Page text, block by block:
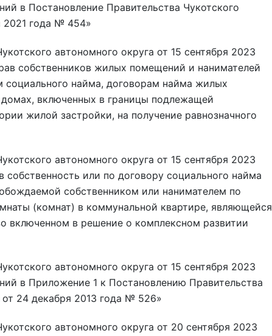
в Постановление Правительства Чукотского
2021 года № 454»
автономного округа от 15 сентября 2023
собственников жилых помещений и нанимателей
найма, договорам найма жилых
включенных в границы подлежащей
жилой застройки, на получение равнозначного
автономного округа от 15 сентября 2023
или по договору социального найма
собственником или нанимателем по
(комнат) в коммунальной квартире, являющейся
включенном в решение о комплексном развитии
автономного округа от 15 сентября 2023
в Приложение 1 к Постановлению Правительства
от 24 декабря 2013 года № 526»
автономного округа от 20 сентября 2023